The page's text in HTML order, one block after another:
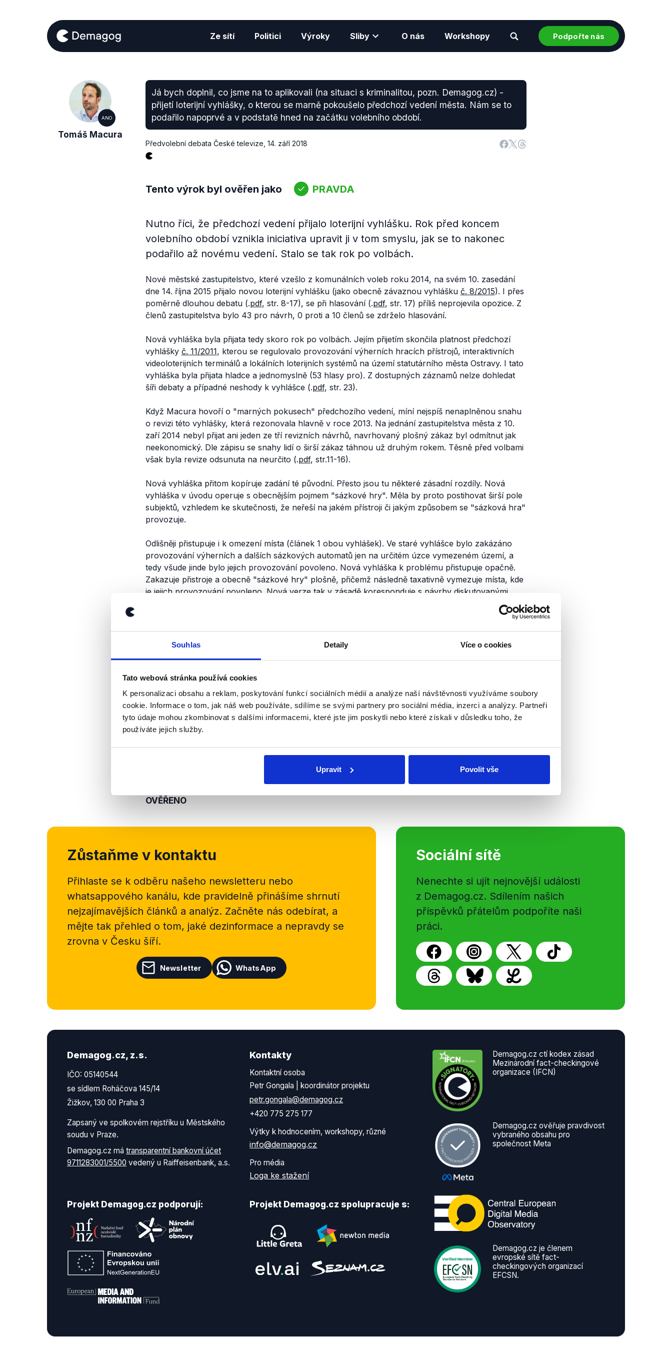
Souhlas Detaily Více o cookies
Tato webová stránka používá cookies
K personalizaci obsahu a reklam, poskytování funkcí sociálních médií a analýze naší návštěvnosti využíváme soubory
cookie. Informace o tom, jak náš web používáte, sdílíme se svými partnery pro sociální média, inzerci a analýzy. Partneři
tyto údaje mohou zkombinovat s dalšími informacemi, které jste jim poskytli nebo které získali v důsledku toho, že
používáte jejich služby.
Upravit Povolit vše
Ze sítí Politici Výroky Sliby O nás Workshopy Podpořte nás
ANO
Tomáš Macura
Já bych doplnil, co jsme na to aplikovali (na situaci s kriminalitou, pozn. Demagog.cz) -
přijetí loterijní vyhlášky, o kterou se marně pokoušelo předchozí vedení města. Nám se to
podařilo napoprvé a v podstatě hned na začátku volebního období.
Předvolební debata České televize 14. září 2018
Tento výrok byl ověřen jako PRAVDA
Nutno říci, že předchozí vedení přijalo loterijní vyhlášku. Rok před koncem
volebního období vznikla iniciativa upravit ji v tom smyslu, jak se to nakonec
podařilo až novému vedení. Stalo se tak rok po volbách.
Nové městské zastupitelstvo, které vzešlo z komunálních voleb roku 2014, na svém 10. zasedání
dne 14. října 2015 přijalo novou loterijní vyhlášku (jako obecně závaznou vyhlášku č. 8/2015). I přes
poměrně dlouhou debatu (.pdf, str. 8-17), se při hlasování (.pdf, str. 17) příliš neprojevila opozice. Z
členů zastupitelstva bylo 43 pro návrh, 0 proti a 10 členů se zdrželo hlasování.
Nová vyhláška byla přijata tedy skoro rok po volbách. Jejím přijetím skončila platnost předchozí
vyhlášky č. 11/2011, kterou se regulovalo provozování výherních hracích přístrojů, interaktivních
videoloterijních terminálů a lokálních loterijních systémů na území statutárního města Ostravy. I tato
vyhláška byla přijata hladce a jednomyslně (53 hlasy pro). Z dostupných záznamů nelze dohledat
šíři debaty a případné neshody k vyhlášce (.pdf, str. 23).
Když Macura hovoří o "marných pokusech" předchozího vedení, míní nejspíš nenaplněnou snahu
o revizi této vyhlášky, která rezonovala hlavně v roce 2013. Na jednání zastupitelstva města z 10.
zaří 2014 nebyl přijat ani jeden ze tří revizních návrhů, navrhovaný plošný zákaz byl odmítnut jak
neekonomický. Dle zápisu se snahy lidí o širší zákaz táhnou už druhým rokem. Těsně před volbami
však byla revize odsunuta na neurčito (.pdf, str.11-16).
Nová vyhláška přitom kopíruje zadání té původní. Přesto jsou tu některé zásadní rozdíly. Nová
vyhláška v úvodu operuje s obecnějším pojmem "sázkové hry". Měla by proto postihovat širší pole
subjektů, vzhledem ke skutečnosti, že neřeší na jakém přístroji či jakým způsobem se "sázková hra"
provozuje.
Odlišněji přistupuje i k omezení místa (článek 1 obou vyhlášek). Ve staré vyhlášce bylo zakázáno
provozování výherních a dalších sázkových automatů jen na určitém úzce vymezeném území, a
tedy všude jinde bylo jejich provozování povoleno. Nová vyhláška k problému přistupuje opačně.
Zakazuje přistroje a obecně "sázkové hry" plošně, přičemž následně taxativně vymezuje místa, kde
je jejich provozování povoleno. Nová verze tak v zásadě koresponduje s návrhy diskutovanými
Výrok jsme zmínili
OVĚŘENO
18. září 2018
Celkem 11 kandidátů s největším volebním
potenciálem usilujících o post ve vedení města
dosavadní vedení města dosáhlo? Došlo na
rozsáhlou debatu...
Zůstaňme v kontaktu
Přihlaste se k odběru našeho newsletteru nebo
whatsappového kanálu, kde pravidelně přinášíme shrnutí
nejzajímavějších článků a analýz. Začněte nás odebírat, a
mějte tak přehled o tom, jaké dezinformace a nepravdy se
zrovna v Česku šíří.
Newsletter WhatsApp
Sociální sítě
Nenechte si ujít nejnovější události
z Demagog.cz. Sdílením našich
příspěvků přátelům podpoříte naši
práci.
Demagog.cz, z.s.
IČO: 05140544
se sídlem Roháčova 145/14
Žižkov, 130 00 Praha 3
Zapsaný ve spolkovém rejstříku u Městského
soudu v Praze.
Demagog.cz má transparentní bankovní účet
9711283001/5500 vedený u Raiffeisenbank, a.s.
Kontakty
Kontaktní osoba
Petr Gongala | koordinátor projektu
petr.gongala@demagog.cz
+420 775 275 177
Výtky k hodnocením, workshopy, různé
info@demagog.cz
Pro média
Loga ke stažení
Projekt Demagog.cz podporují: Projekt Demagog.cz spolupracuje s:
Demagog.cz ctí kodex zásad
Mezinárodní fact-checkingové
organizace (IFCN)
Demagog.cz ověřuje pravdivost
vybraného obsahu pro
společnost Meta
Demagog.cz je členem
evropské sítě fact-
checkingových organizací
EFCSN.